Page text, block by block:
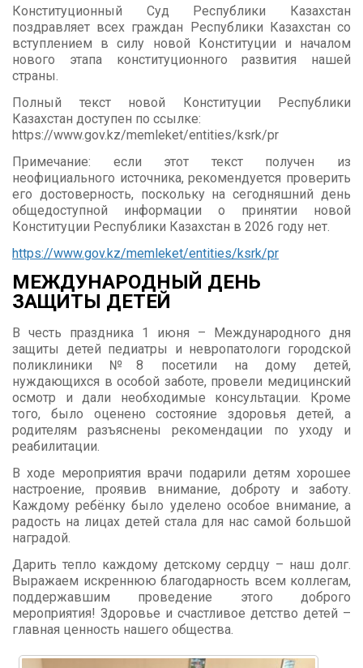
Конституционный Суд Республики Казахстан
поздравляет всех граждан Республики Казахстан со
вступлением в силу новой Конституции и началом
нового этапа конституционного развития нашей
страны.
Полный текст новой Конституции Республики
Казахстан доступен по ссылке:
https://www.gov.kz/memleket/entities/ksrk/pr
Примечание: если этот текст получен из
неофициального источника, рекомендуется проверить
его достоверность, поскольку на сегодняшний день
общедоступной информации о принятии новой
Конституции Республики Казахстан в 2026 году нет.
https://www.gov.kz/memleket/entities/ksrk/pr
МЕЖДУНАРОДНЫЙ ДЕНЬ
ЗАЩИТЫ ДЕТЕЙ
В честь праздника 1 июня – Международного дня
защиты детей педиатры и невропатологи городской
поликлиники №8 посетили на дому детей,
нуждающихся в особой заботе, провели медицинский
осмотр и дали необходимые консультации. Кроме
того, было оценено состояние здоровья детей, а
родителям разъяснены рекомендации по уходу и
реабилитации.
В ходе мероприятия врачи подарили детям хорошее
настроение, проявив внимание, доброту и заботу.
Каждому ребёнку было уделено особое внимание, а
радость на лицах детей стала для нас самой большой
наградой.
Дарить тепло каждому детскому сердцу – наш долг.
Выражаем искреннюю благодарность всем коллегам,
поддержавшим проведение этого доброго
мероприятия! Здоровье и счастливое детство детей –
главная ценность нашего общества.